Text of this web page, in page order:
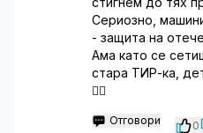
Сериозно,
- защита на
Ама като се
стара ТИР-ка,
🤦‍♂️
Отговори 0